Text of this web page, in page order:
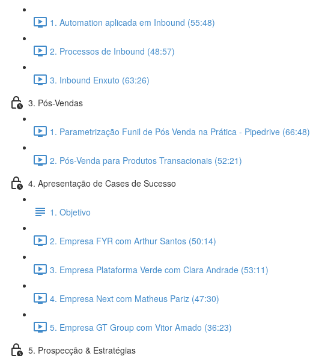
1. Automation aplicada em Inbound (55:48)
2. Processos de Inbound (48:57)
3. Inbound Enxuto (63:26)
3. Pós-Vendas
1. Parametrização Funil de Pós Venda na Prática - Pipedrive (66:48)
2. Pós-Venda para Produtos Transacionais (52:21)
4. Apresentação de Cases de Sucesso
1. Objetivo
2. Empresa FYR com Arthur Santos (50:14)
3. Empresa Plataforma Verde com Clara Andrade (53:11)
4. Empresa Next com Matheus Pariz (47:30)
5. Empresa GT Group com Vitor Amado (36:23)
5. Prospecção & Estratégias